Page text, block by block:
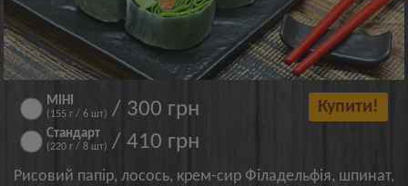
МІНІ
(155 г / 6 шт) / 300 грн
Стандарт
(220 г / 8 шт) / 410 грн
Купити!
Рисовий папір, лосось, крем-сир Філадельфія, шпинат,